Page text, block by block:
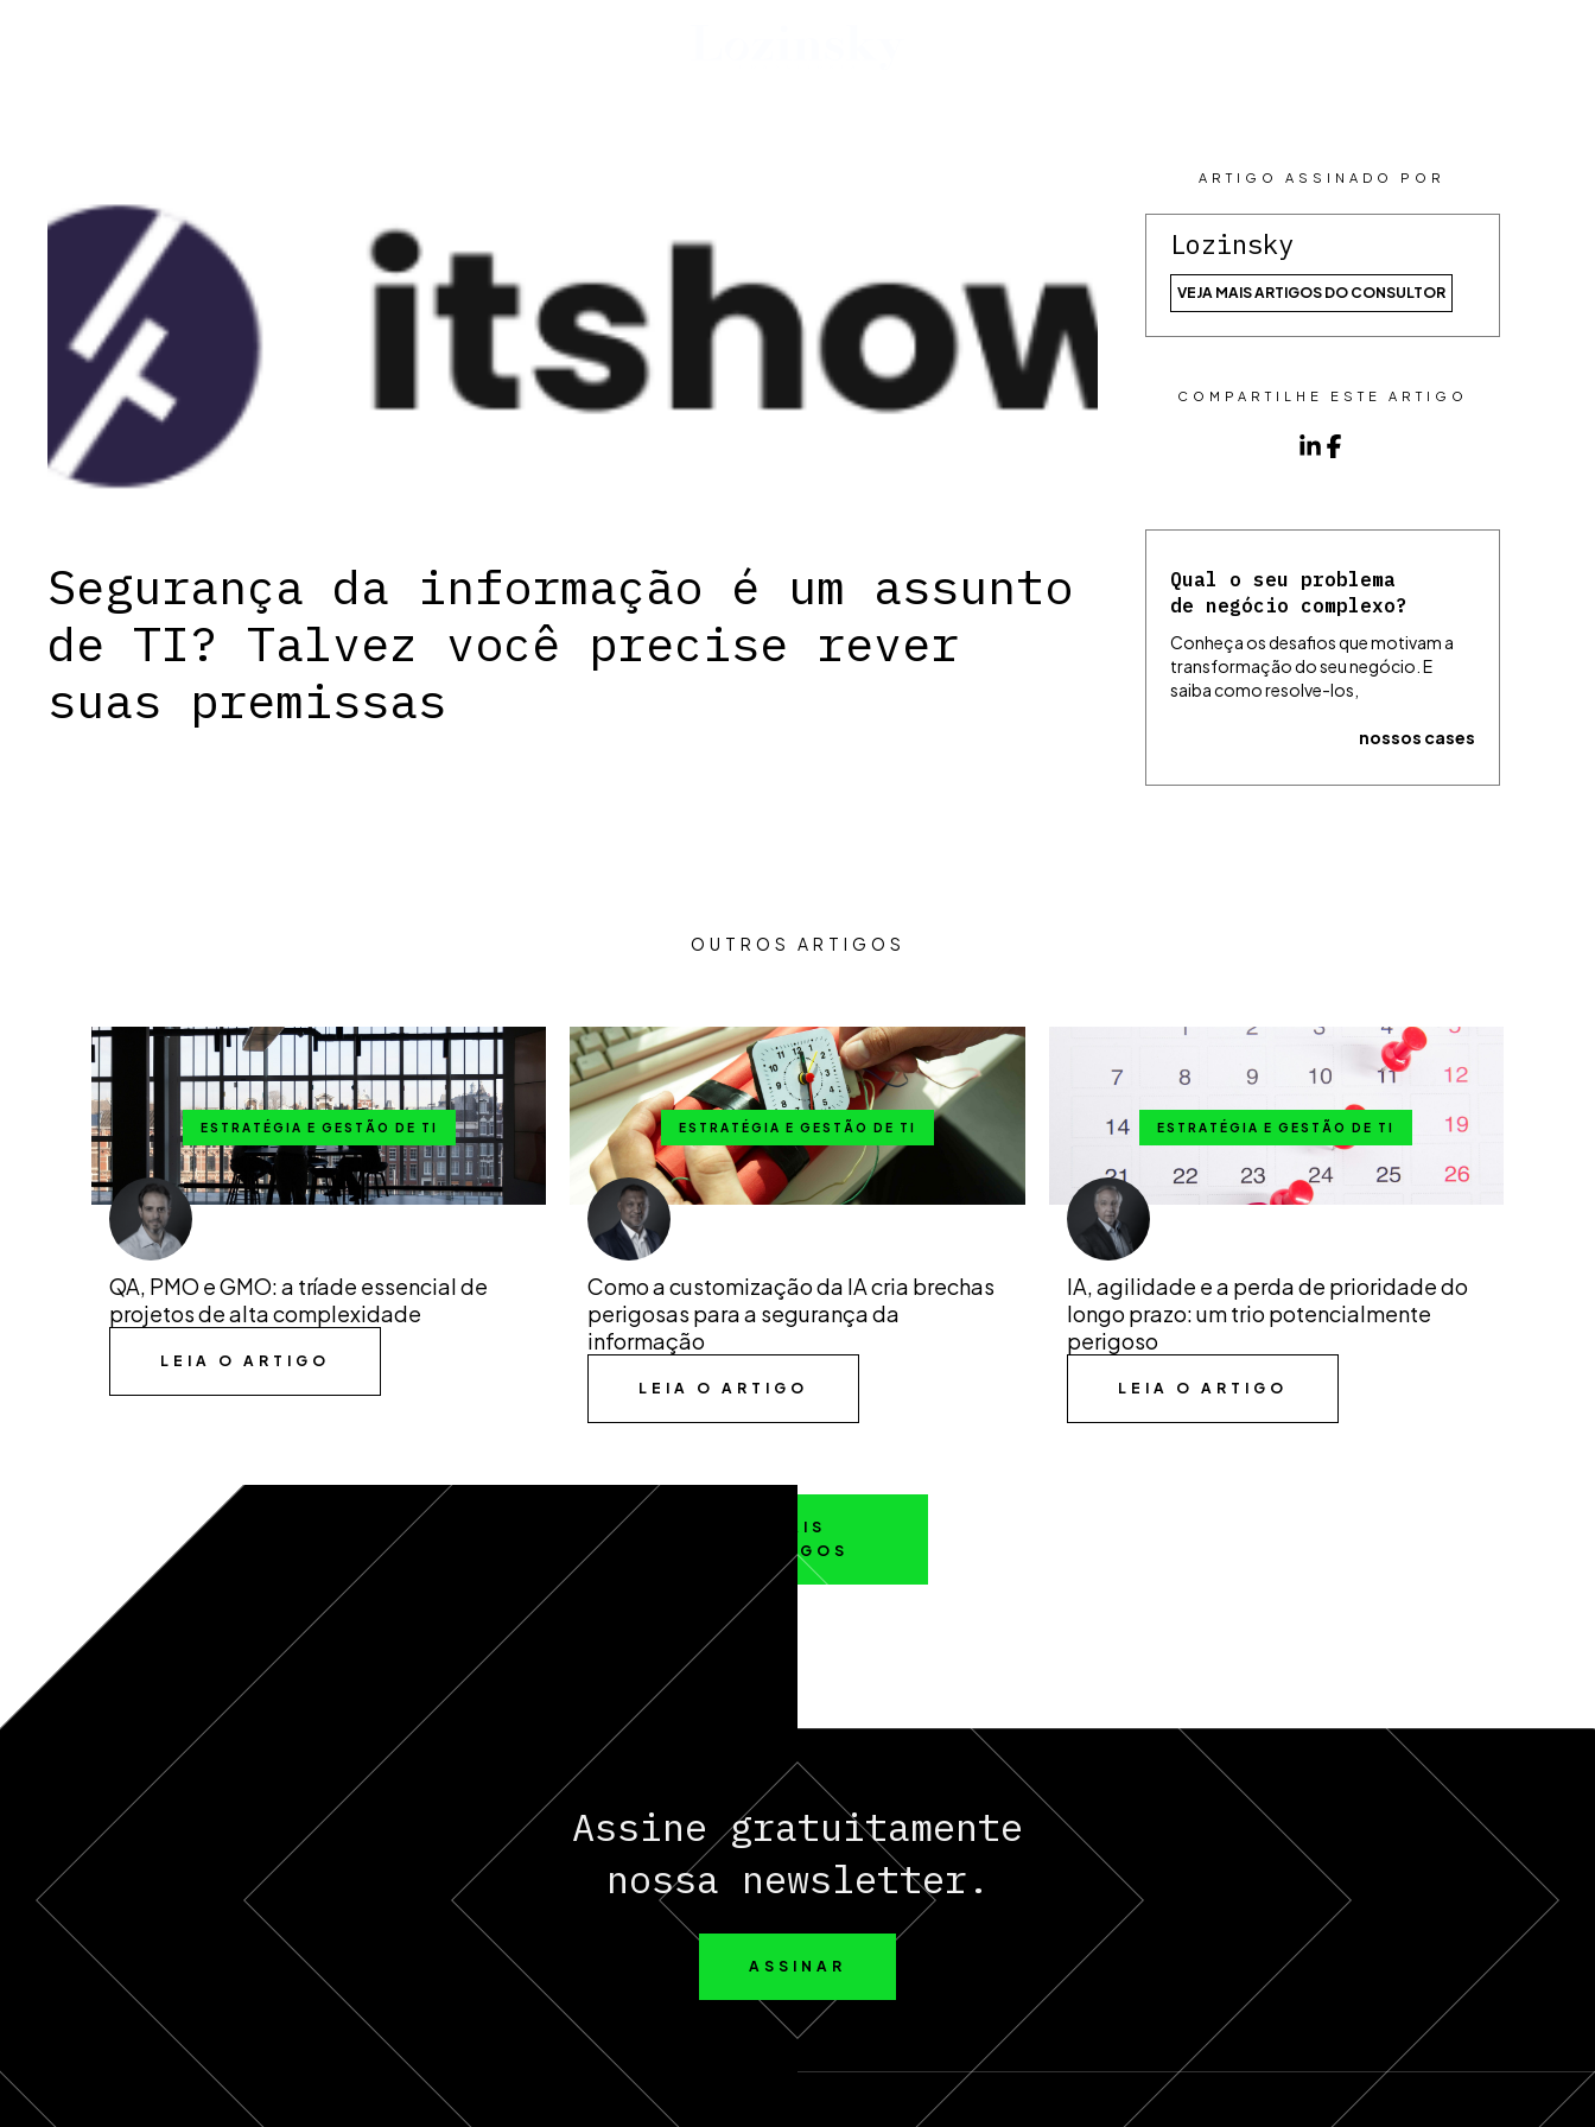
Segurança da informação é um assunto
de TI? Talvez você precise rever
suas premissas
ARTIGO ASSINADO POR
Lozinsky
VEJA MAIS ARTIGOS DO CONSULTOR
COMPARTILHE ESTE ARTIGO
Qual o seu problema
de negócio complexo?
Conheça os desafios que motivam a
transformação do seu negócio. E
saiba como resolve-los,
nossos cases
OUTROS ARTIGOS
ESTRATÉGIA E GESTÃO DE TI
QA, PMO e GMO: a tríade essencial de
projetos de alta complexidade
LEIA O ARTIGO
ESTRATÉGIA E GESTÃO DE TI
Como a customização da IA cria brechas
perigosas para a segurança da
informação
LEIA O ARTIGO
ESTRATÉGIA E GESTÃO DE TI
IA, agilidade e a perda de prioridade do
longo prazo: um trio potencialmente
perigoso
LEIA O ARTIGO
MAIS
ARTIGOS
Assine gratuitamente
nossa newsletter.
ASSINAR